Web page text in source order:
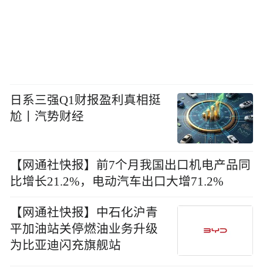
日系三强Q1财报盈利真相挺
尬丨汽势财经
【网通社快报】前7个月我国出口机电产品同
比增长21.2%，电动汽车出口大增71.2%
【网通社快报】中石化沪青
平加油站关停燃油业务升级
为比亚迪闪充旗舰站